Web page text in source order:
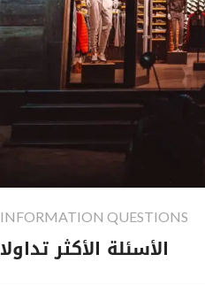
INFORMATION QUESTIONS
الأسئلة الأكثر تداولا